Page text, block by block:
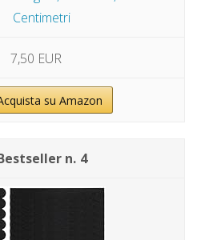
Centimetri
7,50 EUR
su Amazon
4